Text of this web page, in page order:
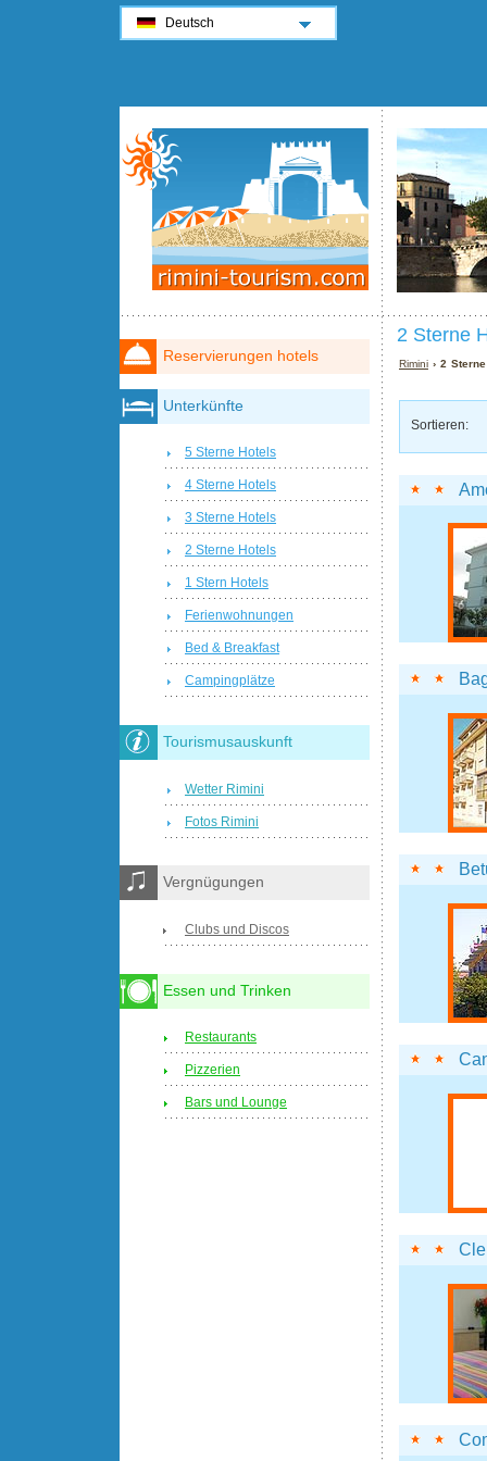
2 Sterne
Rimini › 2
Sortieren:
Reservierungen hotels
Unterkünfte
5 Sterne Hotels
4 Sterne Hotels
3 Sterne Hotels
2 Sterne Hotels
1 Stern Hotels
Ferienwohnungen
Bed & Breakfast
Campingplätze
Tourismusauskunft
Wetter Rimini
Fotos Rimini
Vergnügungen
Clubs und Discos
Essen und Trinken
Restaurants
Pizzerien
Bars und Lounge
Deutsch